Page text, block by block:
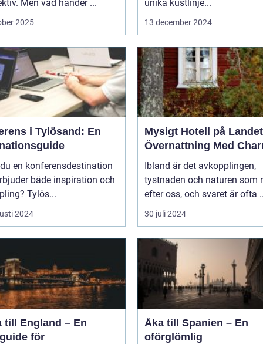
Men vad händer ...
2025
unika kustlinje...
13 december 2024
i Tylösand: En
en konferensdestination
både inspiration och
Tylös...
2024
Mysigt Hotell på
Övernattning Med
Ibland är det avkopplingen,
tystnaden och naturen som
efter oss, och svaret är ofta
30 juli 2024
till England – En
för
Åka till Spanien – En
oförglömlig